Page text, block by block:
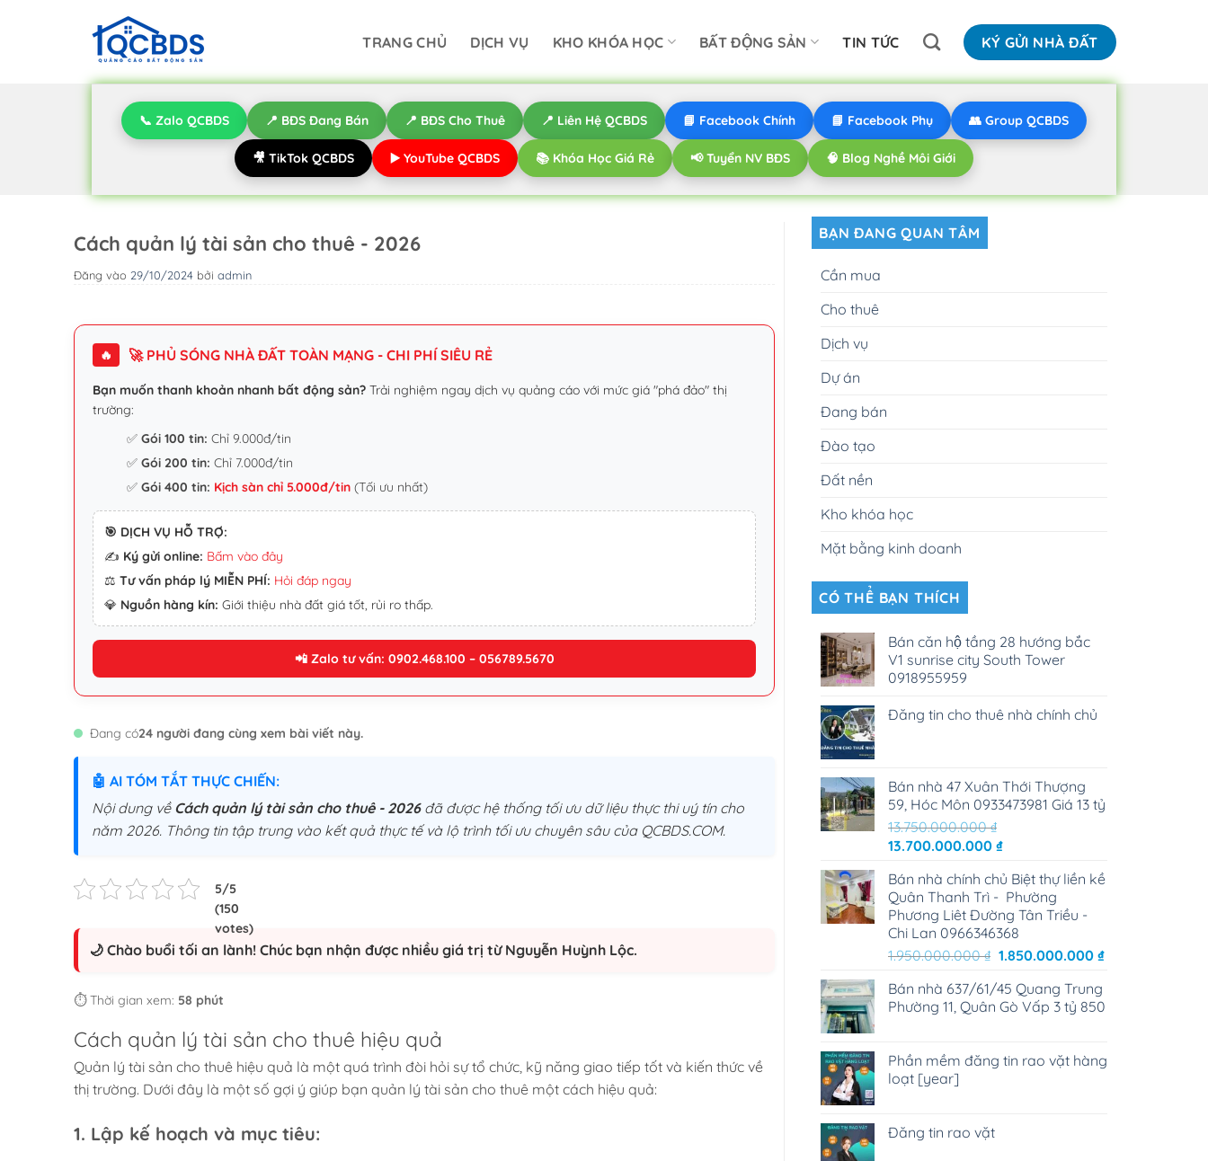
TRANG CHỦ DỊCH VỤ KHO KHÓA HỌC BẤT ĐỘNG SẢN TIN TỨC KÝ GỬI NHÀ ĐẤT
📞 Zalo QCBDS 📍 BĐS Đang Bán 📍 BĐS Cho Thuê 📍 Liên Hệ QCBDS 📘 Facebook Chính 📘 Facebook Phụ 👥 Group QCBDS
🎥 TikTok QCBDS ▶️ YouTube QCBDS 📚 Khóa Học Giá Rẻ 📢 Tuyển NV BĐS 🧠 Blog Nghề Môi Giới
Cách quản lý tài sản cho thuê - 2026
Đăng vào 29/10/2024 bởi admin
🔥 🚀 PHỦ SÓNG NHÀ ĐẤT TOÀN MẠNG - CHI PHÍ SIÊU RẺ
Bạn muốn thanh khoản nhanh bất động sản? Trải nghiệm ngay dịch vụ quảng cáo với mức giá "phá đảo" thị
trường:
✅Gói 100 tin: Chỉ 9.000đ/tin
✅Gói 200 tin: Chỉ 7.000đ/tin
✅Gói 400 tin: Kịch sàn chỉ 5.000đ/tin (Tối ưu nhất)
🎯 DỊCH VỤ HỖ TRỢ:
✍️ Ký gửi online: Bấm vào đây
⚖️ Tư vấn pháp lý MIỄN PHÍ: Hỏi đáp ngay
💎 Nguồn hàng kín: Giới thiệu nhà đất giá tốt, rủi ro thấp.
📲 Zalo tư vấn: 0902.468.100 – 056789.5670
Đang có24 người đang cùng xem bài viết này.
🤖 AI TÓM TẮT THỰC CHIẾN:
Nội dung về Cách quản lý tài sản cho thuê - 2026đã được hệ thống tối ưu dữ liệu thực thi uý tín cho
năm 2026. Thông tin tập trung vào kết quả thực tế và lộ trình tối ưu chuyên sâu của QCBDS.COM.
🌙 Chào buổi tối an lành! Chúc bạn nhận được nhiều giá trị từ Nguyễn Huỳnh Lộc.
⏱️ Thời gian xem: 58 phút
Cách quản lý tài sản cho thuê hiệu quả
Quản lý tài sản cho thuê hiệu quả là một quá trình đòi hỏi sự tổ chức, kỹ năng giao tiếp tốt và kiến thức về
thị trường. Dưới đây là một số gợi ý giúp bạn quản lý tài sản cho thuê một cách hiệu quả:
1. Lập kế hoạch và mục tiêu:
BẠN ĐANG QUAN TÂM
Cần mua
Cho thuê
Dịch vụ
Dự án
Đang bán
Đào tạo
Đất nền
Kho khóa học
Mặt bằng kinh doanh
CÓ THỂ BẠN THÍCH
Bán căn hộ tầng 28 hướng bắc
V1 sunrise city South Tower
0918955959
Đăng tin cho thuê nhà chính chủ
Bán nhà 47 Xuân Thới Thượng
59, Hóc Môn 0933473981 Giá 13 tỷ
13.750.000.000₫
Giá
là:
13.750.000.000 ₫.
13.700.000.000 ₫Giá
tại
là:
13.700.000.000 ₫.
Bán nhà chính chủ Biệt thự liền kề
Quân Thanh Trì - Phường
Phương Liêt Đường Tân Triều -
Chi Lan 0966346368
1.950.000.000₫ Giá
là:
1.950.000.000 ₫.
1.850.000.000 ₫Giá
là:
Bán nhà 637/61/45 Quang Trung
Phường 11, Quân Gò Vấp 3 tỷ 850
Phần mềm đăng tin rao vặt hàng
loạt [year]
Đăng tin rao vặt